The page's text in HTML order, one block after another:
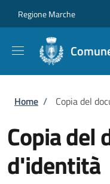
Regione Marche
Briciole di
Home / Copia del
Copia del
d'identità